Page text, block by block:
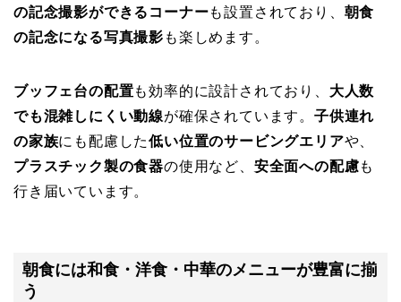
の記念撮影ができるコーナーも設置されており、 朝食
の記念になる写真撮影 も楽しめます。
ブッフェ台の配置も効率的に設計されており、 大人数
でも混雑しにくい動線が確保されています。 子供連れ
の家族にも配慮した低い位置のサービングエリアや、
プラスチック製の食器の使用など、 安全面への配慮も
行き届いています。
朝食には和食・洋食・中華のメニューが豊富に揃
う